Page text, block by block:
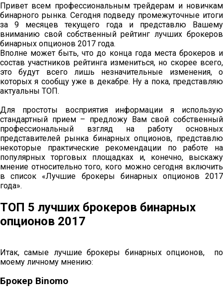
Привет всем профессиональным трейдерам и новичкам
бинарного рынка. Сегодня подведу промежуточные итоги
за 9 месяцев текущего года и представлю Вашему
вниманию свой собственный рейтинг лучших брокеров
бинарных опционов 2017 года.
Вполне может быть, что до конца года места брокеров и
состав участников рейтинга измениться, но скорее всего,
это будут всего лишь незначительные изменения, о
которых я сообщу уже в декабре. Ну а пока, представляю
актуальны ТОП.
Для простоты восприятия информации я использую
стандартный прием – предложу Вам свой собственный
профессиональный взгляд на работу основных
представителей рынка бинарных опционов, представлю
некоторые практические рекомендации по работе на
популярных торговых площадках и, конечно, выскажу
мнение относительно того, кого можно сегодня включить
в список «Лучшие брокеры бинарных опционов 2017
года».
ТОП 5 лучших брокеров бинарных
опционов 2017
Итак, самые лучшие брокеры бинарных опционов, по
моему личному мнению:
Брокер Binomo